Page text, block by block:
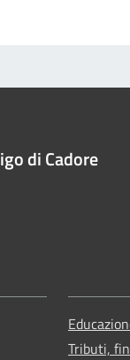
di Cadore
Tributi,